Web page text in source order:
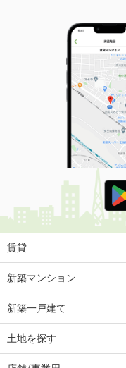
賃貸
新築マンション
新築一戸建て
土地を探す